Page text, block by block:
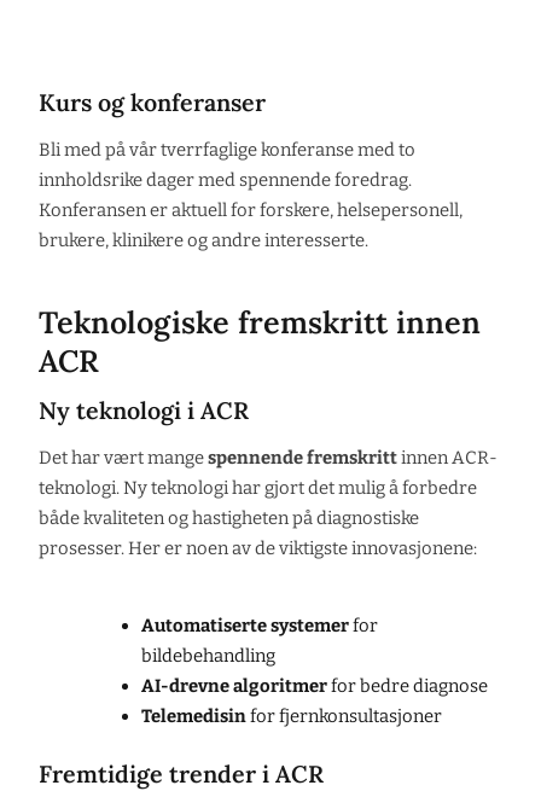
Kurs og konferanser
Bli med på vår tverrfaglige konferanse med to
innholdsrike dager med spennende foredrag.
Konferansen er aktuell for forskere, helsepersonell,
brukere, klinikere og andre interesserte.
Teknologiske fremskritt innen
ACR
Ny teknologi i ACR
Det har vært mangespennende fremskrittinnen ACR-
teknologi. Ny teknologi har gjort det mulig å forbedre
både kvaliteten og hastigheten på diagnostiske
prosesser. Her er noen av de viktigste innovasjonene:
Automatiserte systemerfor
bildebehandling
AI-drevne algoritmerfor bedre diagnose
Telemedisin for fjernkonsultasjoner
Fremtidige trender i ACR